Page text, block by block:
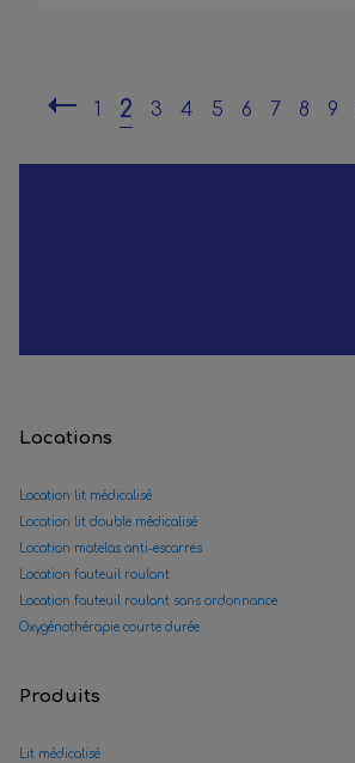
1 2 3 4 5 6 7 8 9
Locations
Location lit médicalisé
Location lit double médicalisé
Location matelas anti-escarres
Location fauteuil roulant
Location fauteuil roulant sans ordonnance
Oxygénothérapie courte durée
Produits
Lit médicalisé